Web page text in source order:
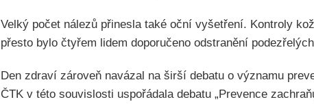
Velký počet nálezů přinesla také oční vyšetření. Kontroly
přesto bylo čtyřem lidem doporučeno odstranění
Den zdraví zároveň navázal na širší debatu o významu
ČTK v této souvislosti uspořádala debatu „Prevence